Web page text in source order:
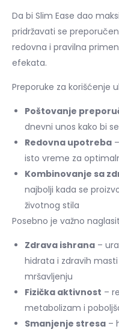
Da bi Slim Ease dao
pridržavati se
redovna i pravilna
efekata.
Preporuke za korišćenje
Poštovanje
dnevni unos kako bi
Redovna upotreba
isto vreme za
Kombinovanje sa
najbolji kada se
životnog stila
Posebno je važno
Zdrava ishrana –
hidrata i zdravih
mršavljenju
Fizička aktivnost –
metabolizam i
Smanjenje stresa –